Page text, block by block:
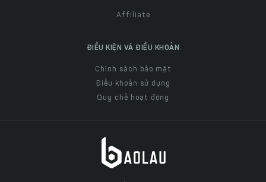
Affiliate
ĐIỀU KIỆN VÀ ĐIỀU KHOẢN
Chính sách bảo mật
Điều khoản sử dụng
Quy chế hoạt động